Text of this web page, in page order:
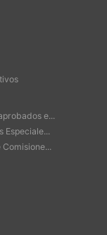
e...
Especiale...